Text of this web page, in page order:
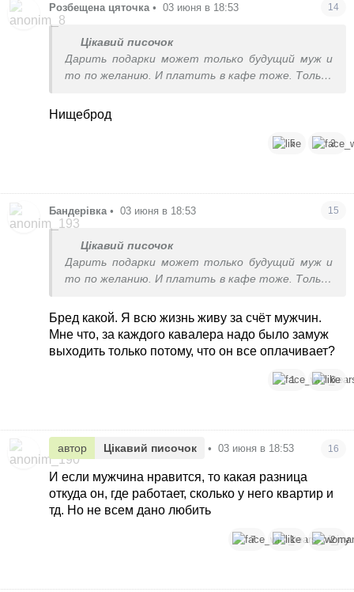
Розбещена цяточка • 03 июня в 18:53 14
Цікавий писочок
Дарить подарки может только будущий муж и
то по желанию. И платить в кафе тоже. Только
дырка очередная
Нищеброд
5 2
Бандерівка • 03 июня в 18:53 15
Цікавий писочок
Дарить подарки может только будущий муж и
то по желанию. И платить в кафе тоже. Только
дырка очередная
Бред какой. Я всю жизнь живу за счёт мужчин.
Мне что, за каждого кавалера надо было замуж
выходить только потому, что он все оплачивает?
1 6
автор Цікавий писочок • 03 июня в 18:53 16
И если мужчина нравится, то какая разница
откуда он, где работает, сколько у него квартир и
тд. Но не всем дано любить
7 1 2